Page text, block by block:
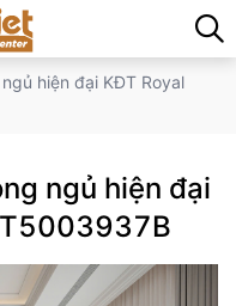
hiện đại KĐT Royal
ngủ hiện đại